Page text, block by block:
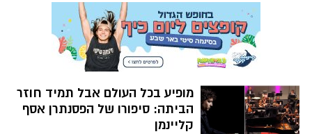
החוגגת 90 להיווסדה. המקהלה תארח את
הגבעטרון שחוגג 70 ויהיה כולו בהנחיית דן כנר
מופיע בכל העולם אבל תמיד חוזר
הביתה: סיפורו של הפסנתרן אסף
קליינמן